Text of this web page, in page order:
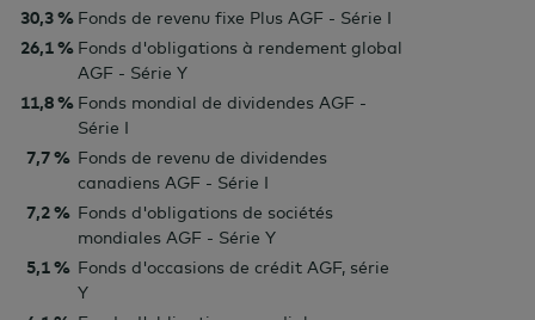
30,3 % Fonds de revenu fixe Plus AGF - Série I
26,1 % Fonds d'obligations à rendement global
AGF - Série Y
11,8 % Fonds mondial de dividendes AGF -
Série I
7,7 % Fonds de revenu de dividendes
canadiens AGF - Série I
7,2 % Fonds d'obligations de sociétés
mondiales AGF - Série Y
5,1 % Fonds d'occasions de crédit AGF, série
Y